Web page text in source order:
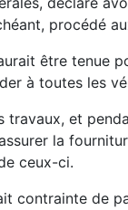
procédé
être
à toutes les
et
la
ceux-ci.
contrainte de